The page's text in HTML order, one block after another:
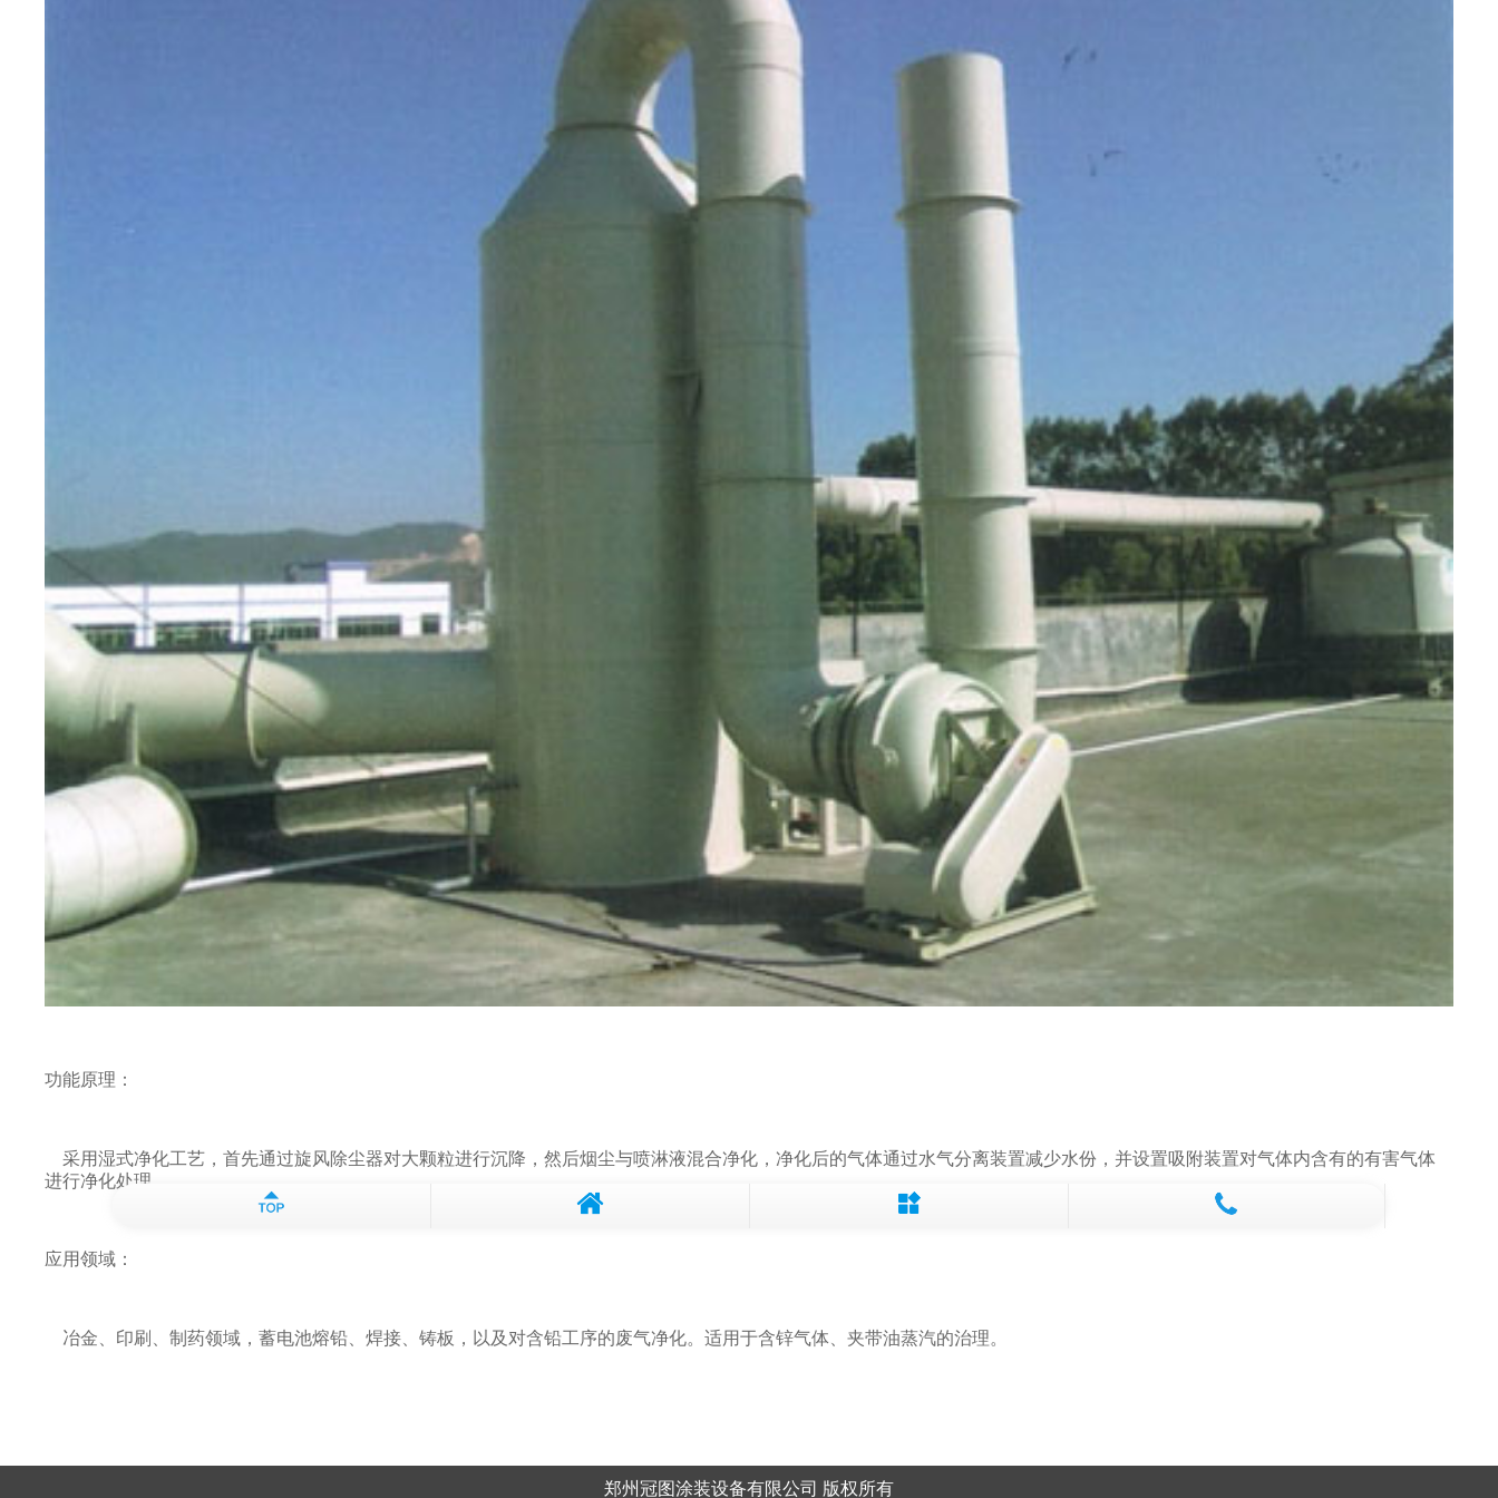
功能原理：
采用湿式净化工艺，首先通过旋风除尘器对大颗粒进行沉降，然后烟尘与喷淋液混合净化，净化后的气体通过水气分离装置减少水份，并设置吸附装置对气体内含有的有害气体
进行净化处理。
应用领域：
冶金、印刷、制药领域，蓄电池熔铅、焊接、铸板，以及对含铅工序的废气净化。适用于含锌气体、夹带油蒸汽的治理。
郑州冠图涂装设备有限公司 版权所有